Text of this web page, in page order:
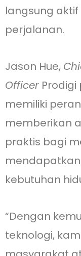
langsung
perjalanan.
Jason Hue,
Officer
memiliki
memberikan
praktis bagi
kebutuhan
“Dengan
teknologi,